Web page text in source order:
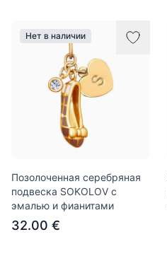
Нет в наличии
Позолоченная серебряная
подвеска SOKOLOV с
эмалью и фианитами
32.00 €